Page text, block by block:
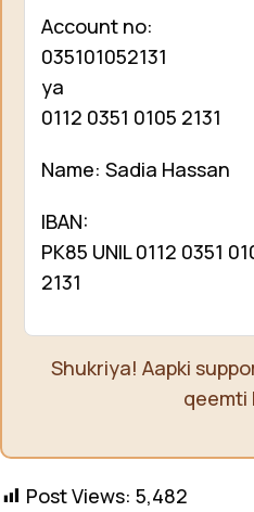
Account no:
035101052131
ya
0112 0351 0105 2131
Name: Sadia Hassan
IBAN:
PK85 UNIL 0112 0351
2131
Shukriya! Aapki
qeemti
Post Views: 5,482